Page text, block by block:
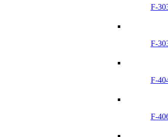
F-
F-
F-
F-